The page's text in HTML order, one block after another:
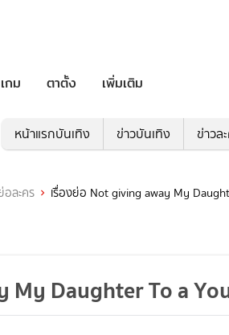
เกม ตาตั้ง เพิ่มเติม
หน้าแรกบันเทิง ข่าวบันเทิง ข่าวล
อละคร เรื่องย่อ Not giving away My
My Daughter To a